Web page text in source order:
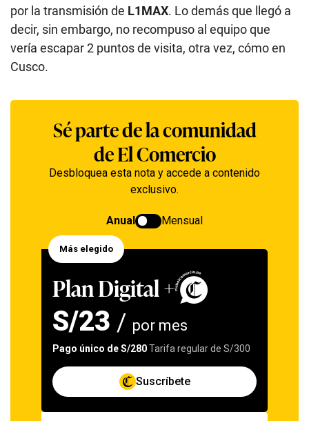
por la transmisión de L1MAX. Lo demás que llegó a
decir, sin embargo, no recompuso al equipo que
vería escapar 2 puntos de visita, otra vez, cómo en
Cusco.